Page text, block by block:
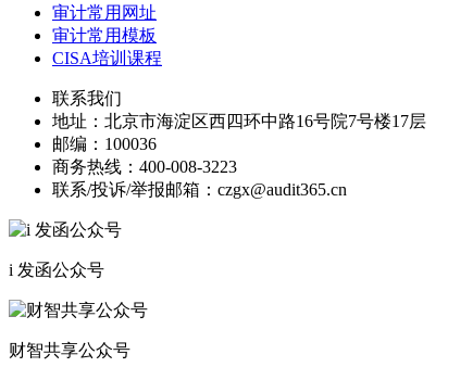
审计常用网址
审计常用模板
CISA培训课程
联系我们
地址： 北京市海淀区西四环中路16号院7号楼17层
邮编： 100036
商务热线： 400-008-3223
联系/投诉/举报邮箱： czgx@audit365.cn
i 发函公众号
财智共享公众号